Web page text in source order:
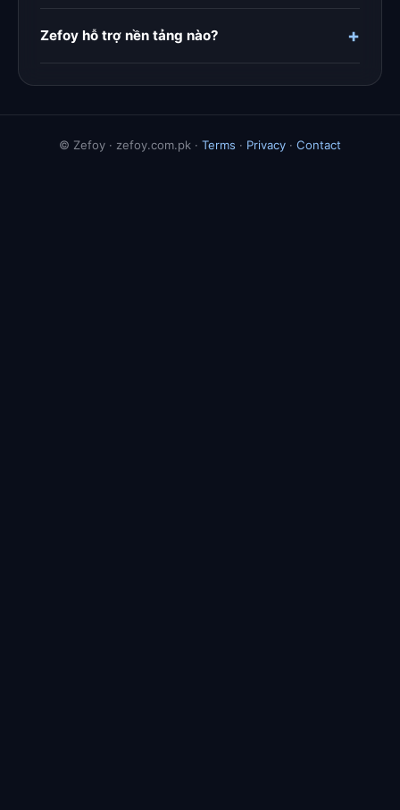
Zefoy hỗ trợ nền tảng nào? +
© Zefoy · zefoy.com.pk · Terms · Privacy · Contact